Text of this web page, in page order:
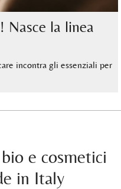
Nasce la linea
incontra gli essenziali per
e cosmetici
in Italy